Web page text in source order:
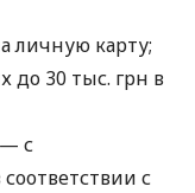
личную карту;
до 30 тыс. грн в
с
с